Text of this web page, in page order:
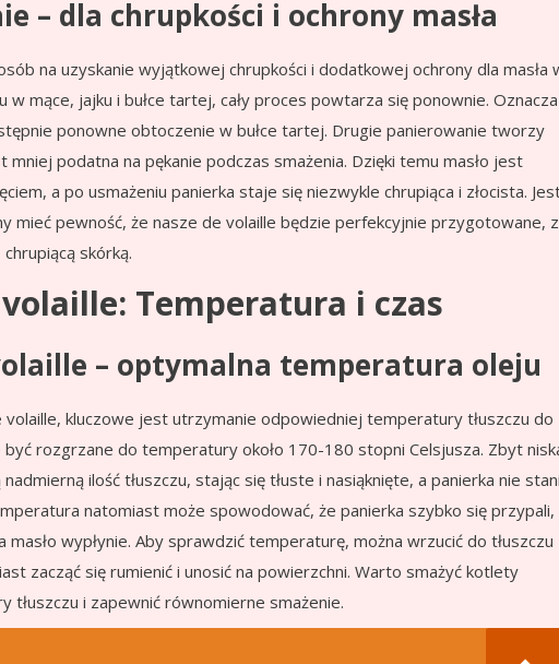
– dla chrupkości i ochrony masła
na uzyskanie wyjątkowej chrupkości i dodatkowej ochrony dla masła
mące, jajku i bułce tartej, cały proces powtarza się ponownie. Oznacza
ponowne obtoczenie w bułce tartej. Drugie panierowanie tworzy
podatna na pękanie podczas smażenia. Dzięki temu masło jest
a po usmażeniu panierka staje się niezwykle chrupiąca i złocista.
mieć pewność, że nasze de volaille będzie perfekcyjnie przygotowane, z
skórką.
Temperatura i czas
– optymalna temperatura oleju
kluczowe jest utrzymanie odpowiedniej temperatury tłuszczu do
być rozgrzane do temperatury około 170-180 stopni Celsjusza. Zbyt
ilość tłuszczu, stając się tłuste i nasiąknięte, a panierka nie
natomiast może spowodować, że panierka szybko się przypali,
wypłynie. Aby sprawdzić temperaturę, można wrzucić do tłuszczu
zacząć się rumienić i unosić na powierzchni. Warto smażyć kotlety
i zapewnić równomierne smażenie.